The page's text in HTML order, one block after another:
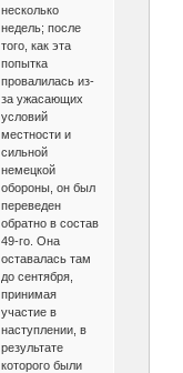
несколько
недель; после
того, как эта
попытка
провалилась из-
за ужасающих
условий
местности и
сильной
немецкой
обороны, он был
переведен
обратно в состав
49-го. Она
оставалась там
до сентября,
принимая
участие в
наступлении, в
результате
которого были